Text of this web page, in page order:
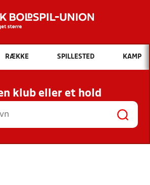
Hvad vil du søge efter?
INDHOLD OG NYHEDER
RESULTATER, KLUBBER OG
HOLD
RÆKKE SPILLESTED KAMP
klub eller et hold